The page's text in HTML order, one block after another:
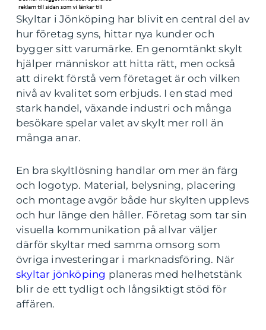
Skyltar i Jönköping har blivit en central del av
hur företag syns, hittar nya kunder och
bygger sitt varumärke. En genomtänkt skylt
hjälper människor att hitta rätt, men också
att direkt förstå vem företaget är och vilken
nivå av kvalitet som erbjuds. I en stad med
stark handel, växande industri och många
besökare spelar valet av skylt mer roll än
många anar.
En bra skyltlösning handlar om mer än färg
och logotyp. Material, belysning, placering
och montage avgör både hur skylten upplevs
och hur länge den håller. Företag som tar sin
visuella kommunikation på allvar väljer
därför skyltar med samma omsorg som
övriga investeringar i marknadsföring. När
skyltar jönköping planeras med helhetstänk
blir de ett tydligt och långsiktigt stöd för
affären.